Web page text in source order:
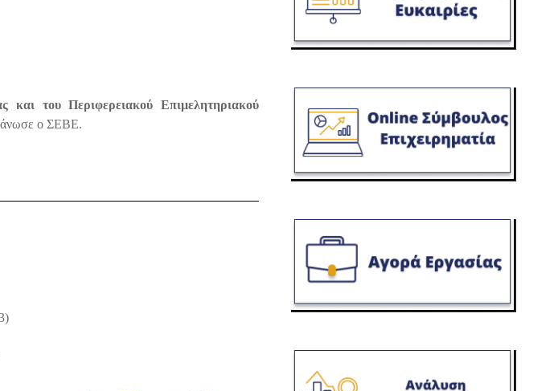
και του Περιφερειακού Επιμελητηριακού
ο ΣΕΒΕ.